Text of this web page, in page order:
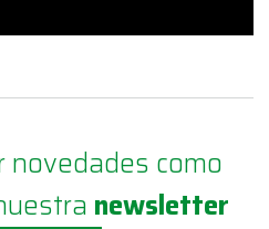
novedades como
newsletter